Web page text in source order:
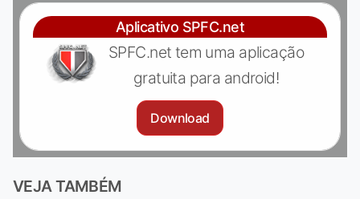
Aplicativo SPFC.net
SPFC.net tem uma aplicação
gratuita para android!
Download
VEJA TAMBÉM